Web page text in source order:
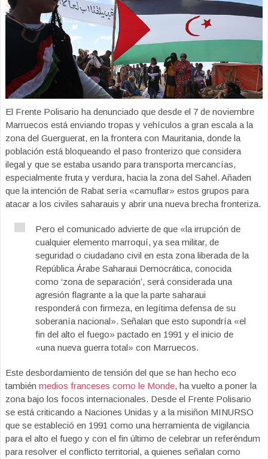
El Frente Polisario ha denunciado que desde el 7 de noviembre
Marruecos está enviando tropas y vehículos a gran escala a la
zona del Guerguerat, en la frontera con Mauritania, donde la
población está bloqueando el paso fronterizo que considera
ilegal y que se estaba usando para transporta mercancías,
especialmente fruta y verdura, hacia la zona del Sahel. Añaden
que la intención de Rabat sería «camuflar» estos grupos para
atacar a los civiles saharauis y abrir una nueva brecha fronteriza.
Pero el comunicado advierte de que «la irrupción de
cualquier elemento marroquí, ya sea militar, de
seguridad o ciudadano civil en esta zona liberada de la
República Árabe Saharaui Democrática, conocida
como ‘zona de separación’, será considerada una
agresión flagrante a la que la parte saharaui
responderá con firmeza, en legítima defensa de su
soberanía nacional». Señalan que esto supondría «el
fin del alto el fuego» pactado en 1991 y el inicio de
«una nueva guerra total» con Marruecos.
Este desbordamiento de tensión del que se han hecho eco
también medios franceses como le Monde, ha vuelto a poner la
zona bajo los focos internacionales. Desde el Frente Polisario
se está criticando a Naciones Unidas y a la misiñon MINURSO
que se estableció en 1991 como una herramienta de vigilancia
para el alto el fuego y con el fin último de celebrar un referéndum
para resolver el conflicto territorial, a quienes señalan como